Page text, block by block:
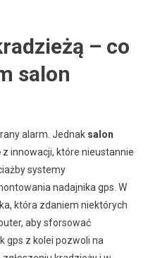
– co
salon
alarm. Jednak salon
innowacji, które nieustannie
systemy
nadajnika gps. W
która zdaniem niektórych
aby sforsować
gps z kolei pozwoli na